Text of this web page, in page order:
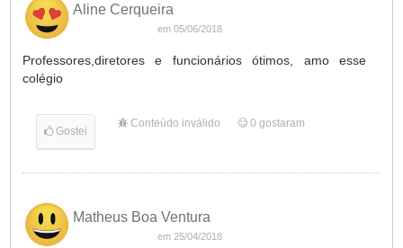
Aline Cerqueira
em 05/06/2018
Professores,diretores e funcionários ótimos, amo esse
colégio
Gostei
Conteúdo inválido 0 gostaram
Matheus Boa Ventura
em 25/04/2018